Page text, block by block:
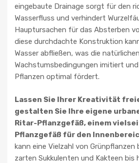
eingebaute Drainage sorgt für den
Wasserfluss und verhindert
Hauptursachen für das Absterben
diese durchdachte Konstruktion
Wasser abfließen, was die natürlichen
Wachstumsbedingungen imitiert
Pflanzen optimal fördert.
Lassen Sie Ihrer Kreativität
gestalten Sie Ihre eigene
Ritar-Pflanzgefäß, einem
Pflanzgefäß für den
kann eine Vielzahl von Grünpflanzen
zarten Sukkulenten und Kakteen bis